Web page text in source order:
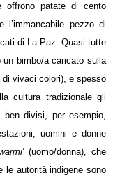
offrono patate di cento
l’immancabile pezzo di
di La Paz. Quasi tutte
un bimbo/a caricato sulla
vivaci colori), e spesso
cultura tradizionale gli
divisi, per esempio,
uomini e donne
’ (uomo/donna), che
le autorità indigene sono